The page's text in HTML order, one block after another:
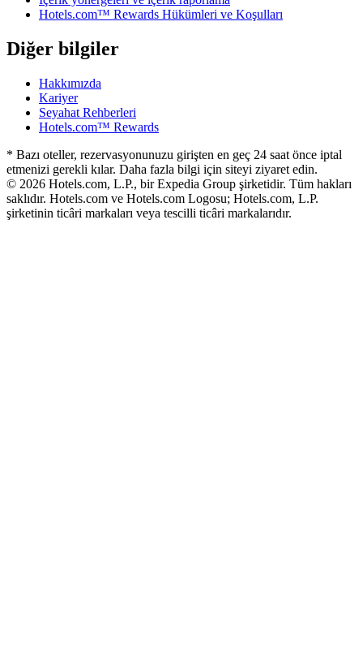
Hotels.com™ Rewards Hükümleri ve Koşulları
Diğer bilgiler
Hakkımızda
Kariyer
Seyahat Rehberleri
Hotels.com™ Rewards
* Bazı oteller, rezervasyonunuzu girişten en geç 24 saat önce iptal
etmenizi gerekli kılar. Daha fazla bilgi için siteyi ziyaret edin.
© 2026 Hotels.com, L.P., bir Expedia Group şirketidir. Tüm hakları
saklıdır. Hotels.com ve Hotels.com Logosu; Hotels.com, L.P.
şirketinin ticâri markaları veya tescilli ticâri markalarıdır.